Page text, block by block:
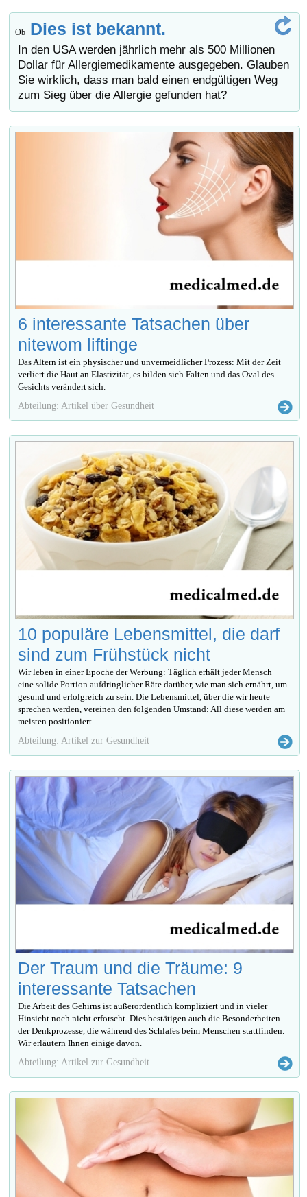
Ob Dies ist bekannt.
In den USA werden jährlich mehr als 500 Millionen
Dollar für Allergiemedikamente ausgegeben. Glauben
Sie wirklich, dass man bald einen endgültigen Weg
zum Sieg über die Allergie gefunden hat?
6 interessante Tatsachen über
nitewom liftinge
Das Altern ist ein physischer und unvermeidlicher Prozess: Mit der Zeit
verliert die Haut an Elastizität, es bilden sich Falten und das Oval des
Gesichts verändert sich.
Abteilung: Artikel über Gesundheit
10 populäre Lebensmittel, die darf
sind zum Frühstück nicht
Wir leben in einer Epoche der Werbung: Täglich erhält jeder Mensch
eine solide Portion aufdringlicher Räte darüber, wie man sich ernährt, um
gesund und erfolgreich zu sein. Die Lebensmittel, über die wir heute
sprechen werden, vereinen den folgenden Umstand: All diese werden am
meisten positioniert.
Abteilung: Artikel zur Gesundheit
Der Traum und die Träume: 9
interessante Tatsachen
Die Arbeit des Gehirns ist außerordentlich kompliziert und in vieler
Hinsicht noch nicht erforscht. Dies bestätigen auch die Besonderheiten
der Denkprozesse, die während des Schlafes beim Menschen stattfinden.
Wir erläutern Ihnen einige davon.
Abteilung: Artikel zur Gesundheit